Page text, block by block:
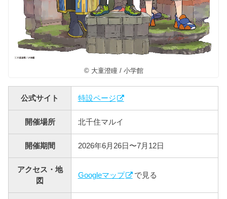
© 大童澄瞳 / 小学館
公式サイト 特設ページ
開催場所 北千住マルイ
開催期間 2026年6月26日〜7月12日
アクセス・地
図
Googleマップ で見る